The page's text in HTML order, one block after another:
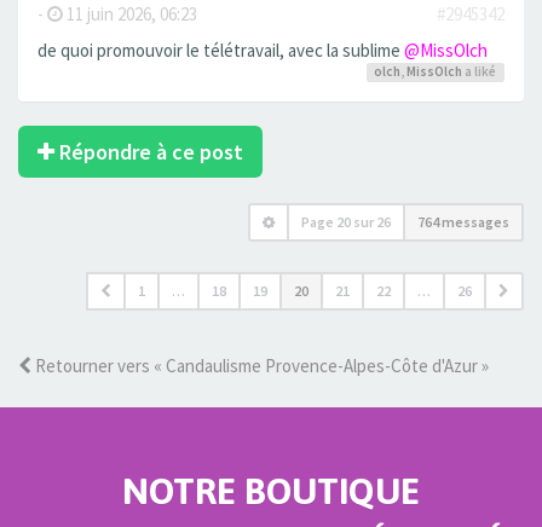
- 11 juin 2026, 06:23
#2945342
de quoi promouvoir le télétravail, avec la sublime @MissOlch
olch, MissOlch a liké
Répondre à ce post
Page 20 sur 26 764 messages
1 … 18 19 20 21 22 … 26
Retourner vers « Candaulisme Provence-Alpes-Côte d'Azur »
NOTRE BOUTIQUE